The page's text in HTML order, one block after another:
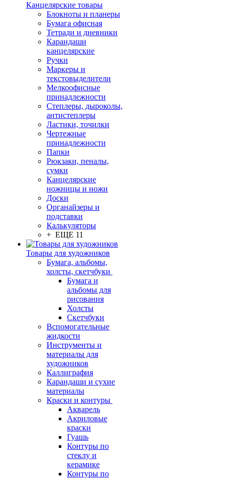
Канцелярские товары
Блокноты и планеры
Бумага офисная
Тетради и дневники
Карандаши
канцелярские
Ручки
Маркеры и
текстовыделители
Мелкоофисные
принадлежности
Степлеры, дыроколы,
антистеплеры
Ластики, точилки
Чертежные
принадлежности
Папки
Рюкзаки, пеналы,
сумки
Канцелярские
ножницы и ножи
Доски
Органайзеры и
подставки
Калькуляторы
+ ЕЩЕ 11
Товары для художников
Бумага, альбомы,
холсты, скетчбуки
Бумага и
альбомы для
рисования
Холсты
Скетчбуки
Вспомогательные
жидкости
Инструменты и
материалы для
художников
Каллиграфия
Карандаши и сухие
материалы
Краски и контуры
Акварель
Акриловые
краски
Гуашь
Контуры по
стеклу и
керамике
Контуры по